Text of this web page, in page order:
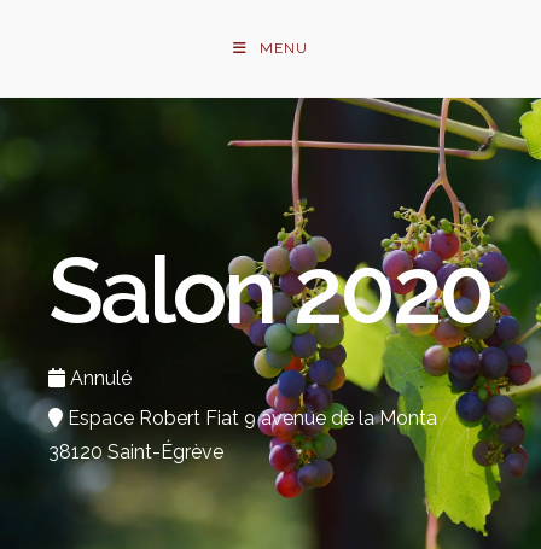
MENU
Salon 2020
Annulé
Espace Robert Fiat 9 avenue de la Monta
38120 Saint-Égrève